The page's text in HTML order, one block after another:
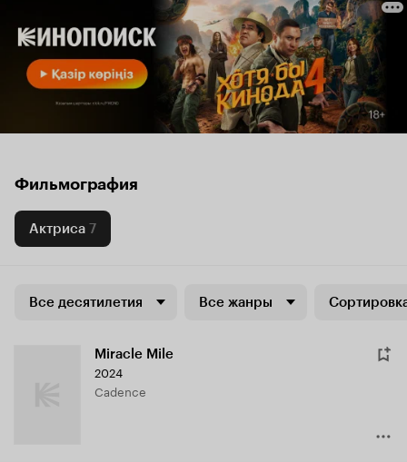
Фильмография
Актриса 7
Все десятилетия Все жанры
Miracle Mile
2024
Cadence